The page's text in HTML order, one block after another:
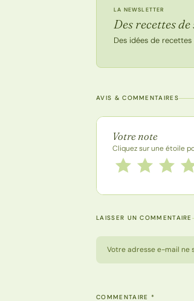
LA NEWSLETTER
Des recettes
Des idées de
AVIS & COMMENTAIRES
Note de la recette
Votre note
Cliquez sur une étoile
Notez cette 4
3
2 étoiles
1 étoile
LAISSER UN COMMENTAIRE
Votre adresse e-mail ne
COMMENTAIRE *